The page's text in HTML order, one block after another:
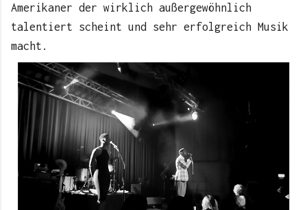
Amerikaner der wirklich außergewöhnlich
talentiert scheint und sehr erfolgreich Musik
macht.